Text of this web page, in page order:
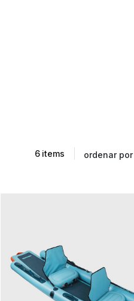
6 items ordenar por